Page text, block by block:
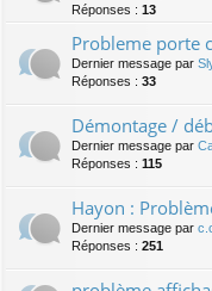
Réponses : 13
Probleme porte
Dernier message par
Réponses : 33
Démontage /
Dernier message par
Réponses : 115
Hayon :
Dernier message par
Réponses : 251